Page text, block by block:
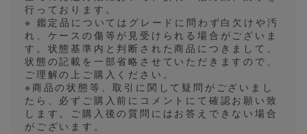
行っております。
※ 鑑定品についてはグレードに問わず白欠けや汚
れ、ケースの傷等が見受けられる場合がございま
す。状態基準内と判断された商品につきまして、
状態の記載を一部省略させていただきますので、
ご理解の上ご購入ください。
※商品の状態等、取引に関して疑問がございまし
たら、必ずご購入前にコメントにて確認お願い致
します。ご購入後の質問にはお答えできない場合
がございます。